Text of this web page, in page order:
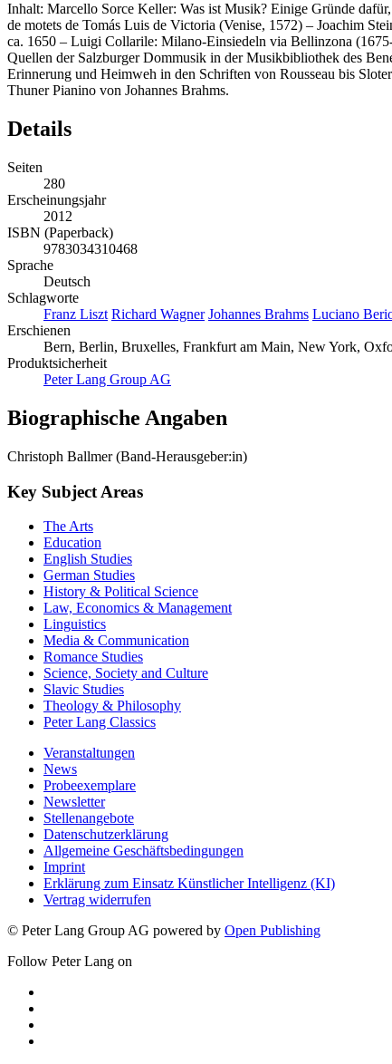
Inhalt: Marcello Sorce Keller: Was ist Musik? Einige Gründe
de motets de Tomás Luis de Victoria (Venise, 1572) – Joachim
ca. 1650 – Luigi Collarile: Milano-Einsiedeln via Bellinzona
Quellen der Salzburger Dommusik in der Musikbibliothek des
Erinnerung und Heimweh in den Schriften von Rousseau bis
Thuner Pianino von Johannes Brahms.
Details
Seiten
280
Erscheinungsjahr
2012
ISBN (Paperback)
9783034310468
Sprache
Deutsch
Schlagworte
Franz Liszt Richard Wagner Johannes Brahms Luciano
Erschienen
Bern, Berlin, Bruxelles, Frankfurt am Main, New York,
Produktsicherheit
Peter Lang Group AG
Biographische Angaben
Christoph Ballmer (Band-Herausgeber:in)
Key Subject Areas
The Arts
Education
English Studies
German Studies
History & Political Science
Law, Economics & Management
Linguistics
Media & Communication
Romance Studies
Science, Society and Culture
Slavic Studies
Theology & Philosophy
Peter Lang Classics
Veranstaltungen
News
Probeexemplare
Newsletter
Stellenangebote
Datenschutzerklärung
Allgemeine Geschäftsbedingungen
Imprint
Erklärung zum Einsatz Künstlicher Intelligenz (KI)
Vertrag widerrufen
© Peter Lang Group AG powered by Open Publishing
Follow Peter Lang on